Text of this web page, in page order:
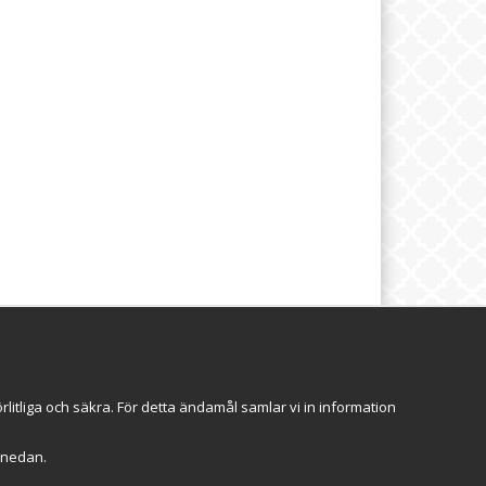
Anmäl mig
och säkra. För detta ändamål samlar vi in information